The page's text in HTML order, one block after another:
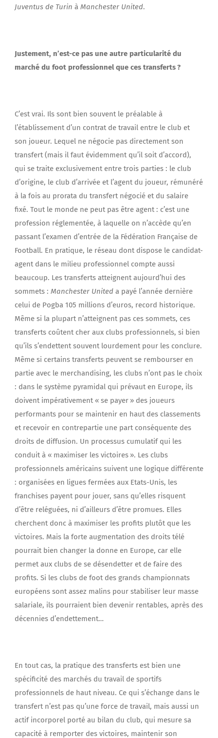
Juventus de Turin à Manchester United.
Justement, n’est-ce pas une autre particularité du
marché du foot professionnel que ces transferts ?
C’est vrai. Ils sont bien souvent le préalable à
l’établissement d’un contrat de travail entre le club et
son joueur. Lequel ne négocie pas directement son
transfert (mais il faut évidemment qu’il soit d’accord),
qui se traite exclusivement entre trois parties : le club
d’origine, le club d’arrivée et l’agent du joueur, rémunéré
à la fois au prorata du transfert négocié et du salaire
fixé. Tout le monde ne peut pas être agent : c’est une
profession réglementée, à laquelle on n’accède qu’en
passant l’examen d’entrée de la Fédération Française de
Football. En pratique, le réseau dont dispose le candidat-
agent dans le milieu professionnel compte aussi
beaucoup. Les transferts atteignent aujourd’hui des
sommets : Manchester United a payé l’année dernière
celui de Pogba 105 millions d’euros, record historique.
Même si la plupart n’atteignent pas ces sommets, ces
transferts coûtent cher aux clubs professionnels, si bien
qu’ils s’endettent souvent lourdement pour les conclure.
Même si certains transferts peuvent se rembourser en
partie avec le merchandising, les clubs n’ont pas le choix
: dans le système pyramidal qui prévaut en Europe, ils
doivent impérativement « se payer » des joueurs
performants pour se maintenir en haut des classements
et recevoir en contrepartie une part conséquente des
droits de diffusion. Un processus cumulatif qui les
conduit à « maximiser les victoires ». Les clubs
professionnels américains suivent une logique différente
: organisées en ligues fermées aux Etats-Unis, les
franchises payent pour jouer, sans qu’elles risquent
d’être reléguées, ni d’ailleurs d’être promues. Elles
cherchent donc à maximiser les profits plutôt que les
victoires. Mais la forte augmentation des droits télé
pourrait bien changer la donne en Europe, car elle
permet aux clubs de se désendetter et de faire des
profits. Si les clubs de foot des grands championnats
européens sont assez malins pour stabiliser leur masse
salariale, ils pourraient bien devenir rentables, après des
décennies d’endettement…
En tout cas, la pratique des transferts est bien une
spécificité des marchés du travail de sportifs
professionnels de haut niveau. Ce qui s’échange dans le
transfert n’est pas qu’une force de travail, mais aussi un
actif incorporel porté au bilan du club, qui mesure sa
capacité à remporter des victoires, maintenir son